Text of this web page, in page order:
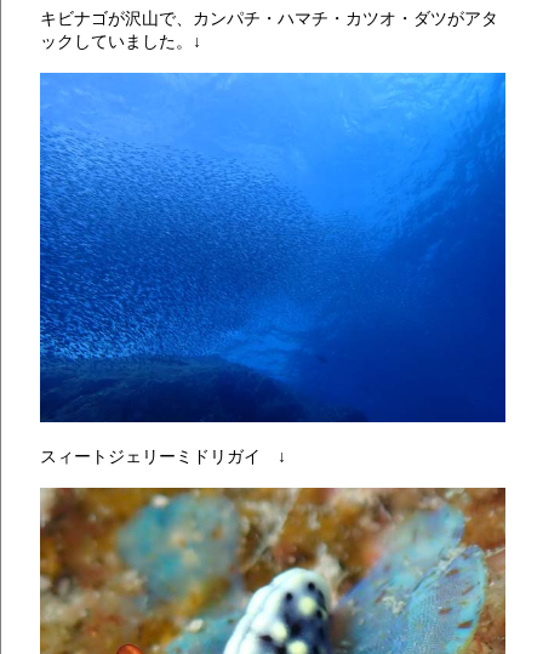
キビナゴが沢山で、カンパチ・ハマチ・カツオ・ダツがアタ
ックしていました。↓
スィートジェリーミドリガイ ↓